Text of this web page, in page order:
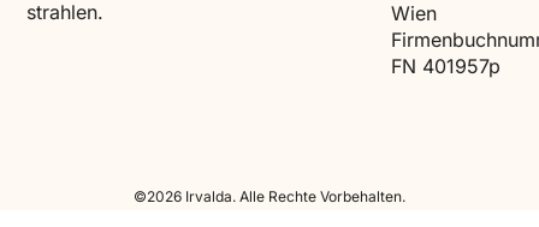
Wien
FN 401957p
strahlen.
©2026 Irvalda. Alle Rechte Vorbehalten.